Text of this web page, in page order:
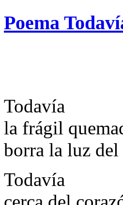
Poema
Todavía
la frágil
borra la luz
Todavía